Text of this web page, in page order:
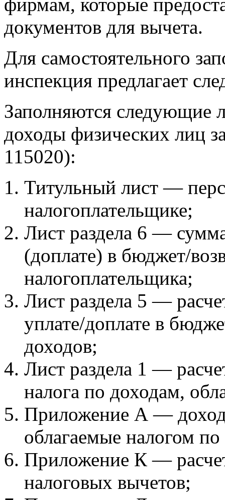
документов для вычета.
Для самостоятельного
инспекция предлагает
Заполняются следующие
доходы физических лиц
115020):
Титульный лист —
налогоплательщике;
Лист раздела 6 —
(доплате) в бюджет/
налогоплательщика;
Лист раздела 5 —
уплате/доплате в
доходов;
Лист раздела 1 —
налога по доходам,
Приложение А —
облагаемые налогом по
Приложение К —
налоговых вычетов;